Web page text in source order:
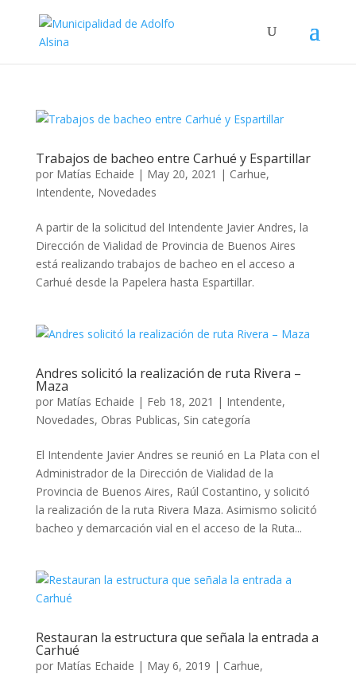
Trabajos de bacheo entre Carhué y Espartillar
por Matías Echaide | May 20, 2021 | Carhue,
Intendente, Novedades
A partir de la solicitud del Intendente Javier Andres, la
Dirección de Vialidad de Provincia de Buenos Aires
está realizando trabajos de bacheo en el acceso a
Carhué desde la Papelera hasta Espartillar.
Andres solicitó la realización de ruta Rivera –
Maza
por Matías Echaide | Feb 18, 2021 | Intendente,
Novedades, Obras Publicas, Sin categoría
El Intendente Javier Andres se reunió en La Plata con el
Administrador de la Dirección de Vialidad de la
Provincia de Buenos Aires, Raúl Costantino, y solicitó
la realización de la ruta Rivera Maza. Asimismo solicitó
bacheo y demarcación vial en el acceso de la Ruta...
Restauran la estructura que señala la entrada a
Carhué
por Matías Echaide | May 6, 2019 | Carhue,